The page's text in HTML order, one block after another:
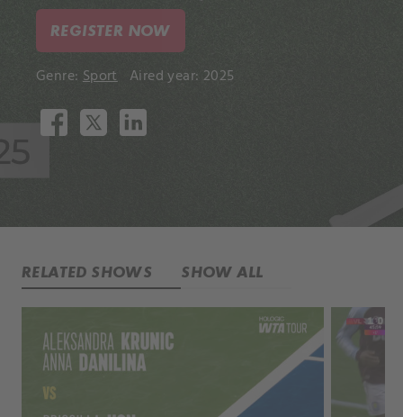
REGISTER NOW
Genre: Sport Aired year: 2025
RELATED SHOWS SHOW ALL